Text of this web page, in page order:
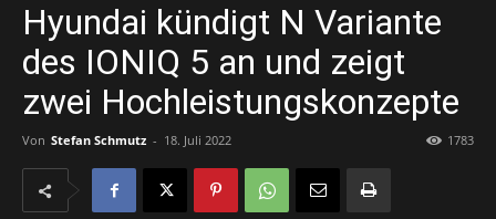
Hyundai kündigt N Variante
des IONIQ 5 an und zeigt
zwei Hochleistungskonzepte
Von Stefan Schmutz - 18. Juli 2022 1783